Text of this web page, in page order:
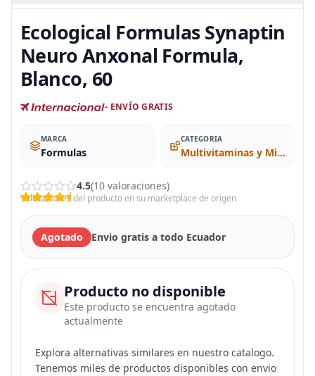
Ecological Formulas Synaptin
Neuro Anxonal Formula,
Blanco, 60
- ENVÍO GRATIS
MARCA
Formulas
CATEGORIA
Multivitaminas y Minerales
4.5(10 valoraciones)
Valoraciones del producto en su marketplace de origen
Agotado Envio gratis a todo Ecuador
Producto no disponible
Este producto se encuentra agotado
actualmente
Explora alternativas similares en nuestro catalogo.
Tenemos miles de productos disponibles con envio